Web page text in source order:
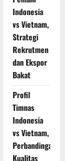
Indonesia
vs Vietnam,
Strategi
Rekrutmen
dan Ekspor
Bakat
Profil
Timnas
Indonesia
vs Vietnam,
Perbandingan
Kualitas